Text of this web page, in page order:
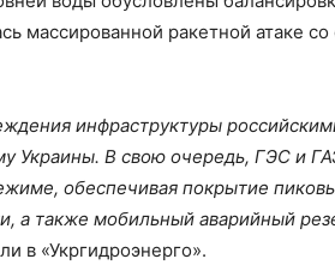
массированной ракетной атаке
инфраструктуры
Украины. В свою очередь, ГЭС и
обеспечивая покрытие
а также мобильный аварийный
в «Укргидроэнерго».